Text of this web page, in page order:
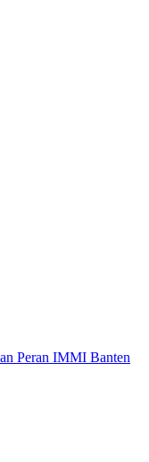
Peran IMMI Banten